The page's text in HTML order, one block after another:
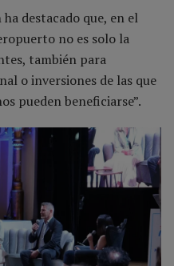
destacado que, en el
no es solo la
también para
o inversiones de las que
pueden beneficiarse”.